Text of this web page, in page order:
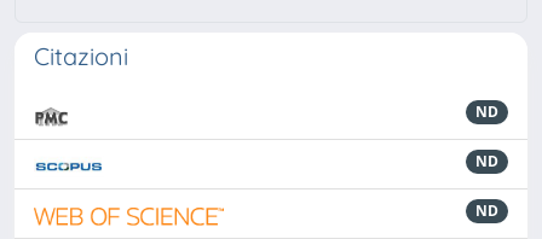
Citazioni
ND
ND
ND